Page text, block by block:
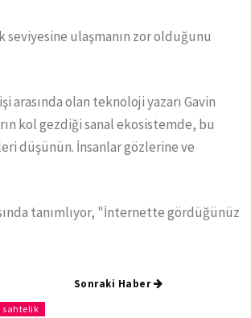
seviyesine ulaşmanın zor olduğunu
olan teknoloji yazarı Gavin
kol gezdiği sanal ekosistemde, bu
düşünün. İnsanlar gözlerine ve
tanımlıyor, "İnternette gördüğünüz
Sonraki Haber
sahtelik